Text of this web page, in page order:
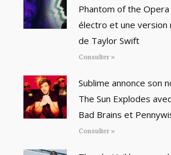
Phantom of the
électro et une version
de Taylor Swift
Consulter »
Sublime annonce son
The Sun Explodes
Bad Brains et
Consulter »